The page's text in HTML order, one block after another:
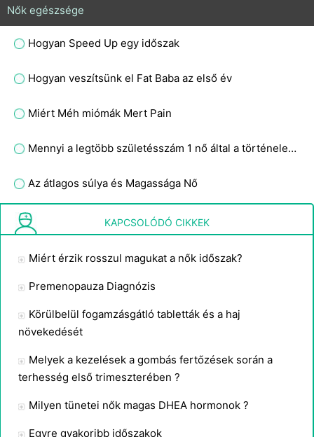
Nők egészsége
Hogyan Speed ​​Up egy időszak
Hogyan veszítsünk el Fat Baba az első év
Miért Méh miómák Mert Pain
Mennyi a legtöbb születésszám 1 nő által a történelemben?
Az átlagos súlya és Magassága Nő
Hogyan lehet megállítani a dohányzást a terhes
KAPCSOLÓDÓ CIKKEK
Miért érzik rosszul magukat a nők időszak?
Premenopauza Diagnózis
Körülbelül fogamzásgátló tabletták és a haj
növekedését
Melyek a kezelések a gombás fertőzések során a
terhesség első trimeszterében ?
Milyen tünetei nők magas DHEA hormonok ?
Egyre gyakoribb időszakok